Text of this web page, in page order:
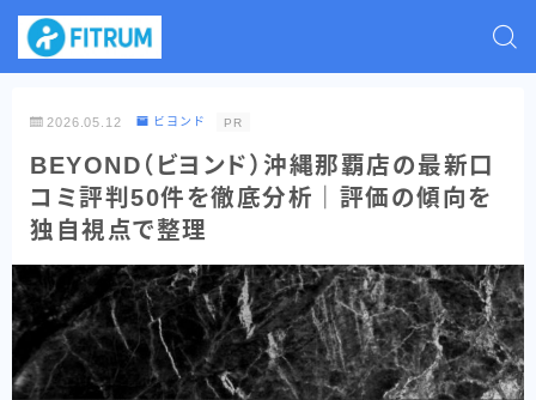
2026.05.12 ビヨンド PR
BEYOND（ビヨンド）沖縄那覇店の最新口
コミ評判50件を徹底分析｜評価の傾向を
独自視点で整理